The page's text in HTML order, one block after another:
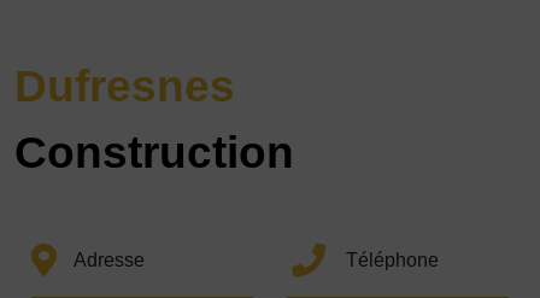
Dufresnes
Construction
Adresse Téléphone